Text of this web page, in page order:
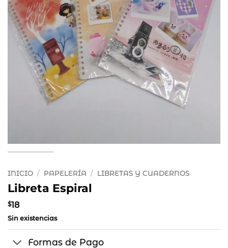
INICIO / PAPELERÍA / LIBRETAS Y CUADERNOS
Libreta Espiral
$18
Sin existencias
Formas de Pago